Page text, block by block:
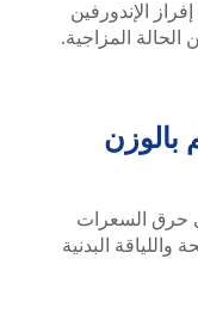
الإندورفين
المزاجية.
بالوزن
حرق السعرات
واللياقة البدنية